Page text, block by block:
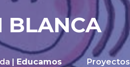
BLANCA
| Educamos Proyectos